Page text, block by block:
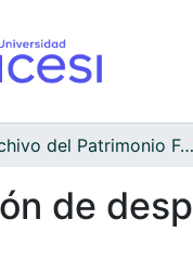
Archivo del Patrimonio Fotográfico y Fílmico del Valle del Cauca
de